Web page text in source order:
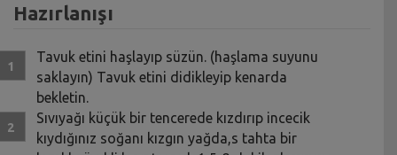
Hazırlanışı
Tavuk etini haşlayıp süzün. (haşlama suyunu
saklayın) Tavuk etini didikleyip kenarda
bekletin.
Sıvıyağı küçük bir tencerede kızdırıp incecik
kıydığınız soğanı kızgın yağda,s tahta bir